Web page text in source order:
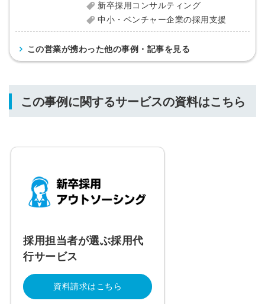
新卒採用コンサルティング
中小・ベンチャー企業の採用支援
この営業が携わった他の事例・記事を見る
この事例に関するサービスの資料はこちら
採用担当者が選ぶ採用代
行サービス
資料請求はこちら